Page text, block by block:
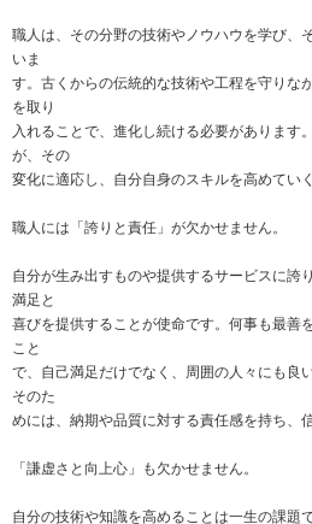
職人は、その分野の技術やノウハウを学び、
いま
す。古くからの伝統的な技術や工程を守りな
を取り
入れることで、進化し続ける必要があります
が、その
変化に適応し、自分自身のスキルを高めてい
職人には「誇りと責任」が欠かせません。
自分が生み出すものや提供するサービスに誇
満足と
喜びを提供することが使命です。何事も最善
こと
で、自己満足だけでなく、周囲の人々にも良
そのた
めには、納期や品質に対する責任感を持ち、
「謙虚さと向上心」も欠かせません。
自分の技術や知識を高めることは一生の課題